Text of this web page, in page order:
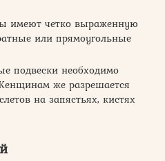
имеют четко выраженную
или прямоугольные
подвески необходимо
же разрешается
на запястьях, кистях